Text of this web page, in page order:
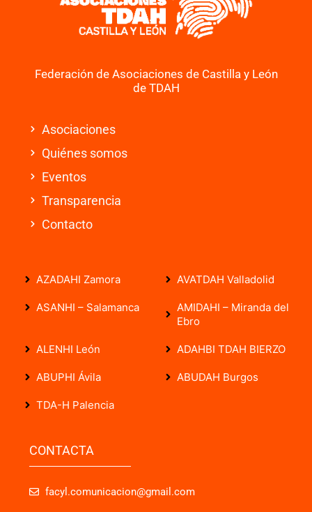
Federación de Asociaciones de Castilla y León
de TDAH
Asociaciones
Quiénes somos
Eventos
Transparencia
Contacto
AZADAHI Zamora AVATDAH Valladolid
ASANHI – Salamanca
AMIDAHI – Miranda del
Ebro
ALENHI León ADAHBI TDAH BIERZO
ABUPHI Ávila ABUDAH Burgos
TDA-H Palencia
CONTACTA
facyl.comunicacion@gmail.com